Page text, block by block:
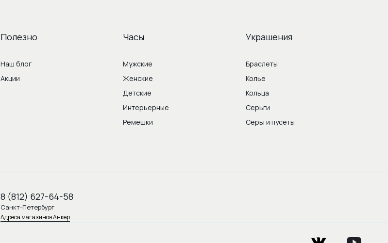
Полезно
Наш блог
Акции
Часы
Мужские
Женские
Детские
Интерьерные
Ремешки
Украшения
Браслеты
Колье
Кольца
Серьги
Серьги пусеты
8 (812) 627-64-58
Санкт-Петербург
Адреса магазинов Анкер
vkontakte youtube